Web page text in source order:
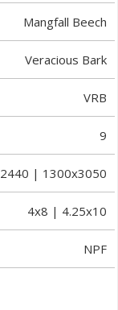
Mangfall Beech
Veracious Bark
VRB
9
| 1300x3050
4x8 | 4.25x10
NPF